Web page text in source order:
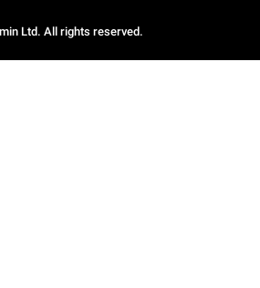
Ltd. All rights reserved.